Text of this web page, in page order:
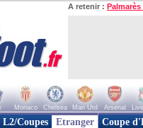
A retenir :
Monaco Chelsea Man Utd Arsenal
L2/Coupes Etranger Coupe